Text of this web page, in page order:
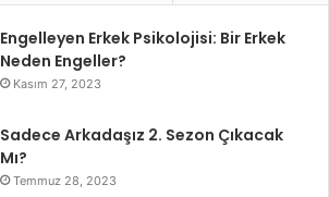
Engelleyen Erkek Psikolojisi: Bir Erkek
Neden Engeller?
Kasım 27, 2023
Sadece Arkadaşız 2. Sezon Çıkacak
Mı?
Temmuz 28, 2023